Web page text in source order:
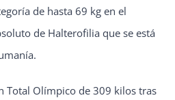
de hasta 69 kg en el
de Halterofilia que se está
Total Olímpico de 309 kilos tras